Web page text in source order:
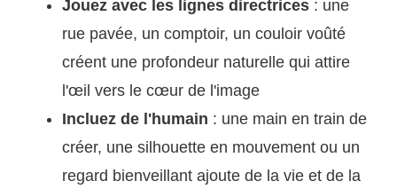
Jouez avec les lignes directrices : une
rue pavée, un comptoir, un couloir voûté
créent une profondeur naturelle qui attire
l'œil vers le cœur de l'image
Incluez de l'humain : une main en train de
créer, une silhouette en mouvement ou un
regard bienveillant ajoute de la vie et de la